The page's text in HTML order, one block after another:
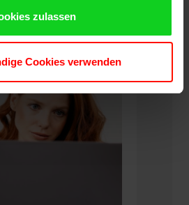
zulassen
Cookies verwenden